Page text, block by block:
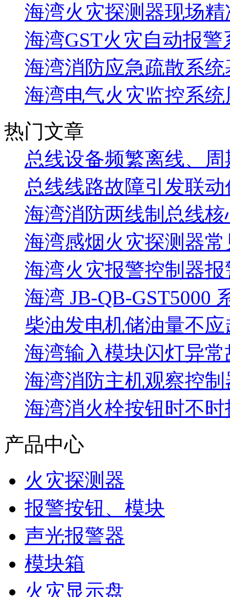
海湾火灾探测器现场
海湾GST火灾自动报警
海湾消防应急疏散系统
海湾电气火灾监控系
热门文章
总线设备频繁离线、
总线线路故障引发联
海湾消防两线制总线
海湾感烟火灾探测器
海湾火灾报警控制器报
海湾 JB-QB-GST5000
柴油发电机储油量不应
海湾输入模块闪灯异
海湾消防主机观察控制
海湾消火栓按钮时不
产品中心
火灾探测器
报警按钮、模块
声光报警器
模块箱
火灾显示盘